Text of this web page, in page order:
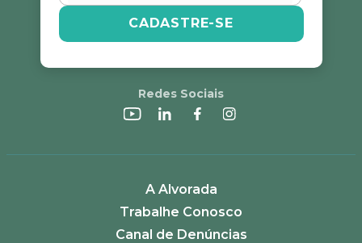
CADASTRE-SE
Redes Sociais
A Alvorada
Trabalhe Conosco
Canal de Denúncias